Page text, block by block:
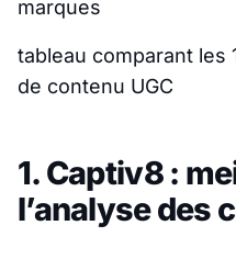
marques
tableau comparant les
de contenu UGC
1. Captiv8 :
l’analyse des